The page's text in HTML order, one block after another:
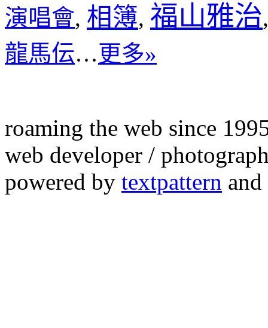
演唱會, 相簿, 福山雅治
龍馬伝…更多»
roaming the web since
web developer /
powered by textpattern